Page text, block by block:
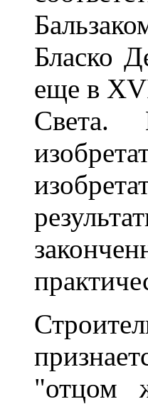
Бласко
еще в
"отцом